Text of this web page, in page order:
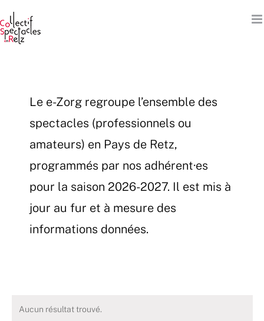
au
contenu
Le e-Zorg regroupe l’ensemble des
spectacles (professionnels ou
amateurs) en Pays de Retz,
programmés par nos adhérent·es
pour la saison 2026-2027. Il est mis à
jour au fur et à mesure des
informations données.
Aucun résultat trouvé.